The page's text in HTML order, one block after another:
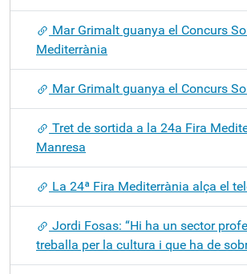
Mar Grimalt guanya el Concurs
Mediterrània
Mar Grimalt guanya el Concurs
Tret de sortida a la 24a Fira
Manresa
La 24ª Fira Mediterrània alça el
Jordi Fosas: “Hi ha un sector
treballa per la cultura i que ha de